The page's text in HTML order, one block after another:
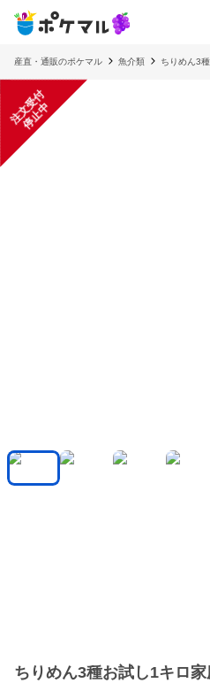
産直・通販のポケマル 魚介類 ちりめん3
注
文
受
付
停
止
中
ちりめん3種お試し1キロ